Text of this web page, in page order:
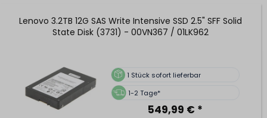
Lenovo 3.2TB 12G SAS Write Intensive SSD 2.5" SFF Solid
State Disk (3731) - 00VN367 / 01LK962
1 Stück sofort lieferbar
1-2 Tage*
549,99 € *